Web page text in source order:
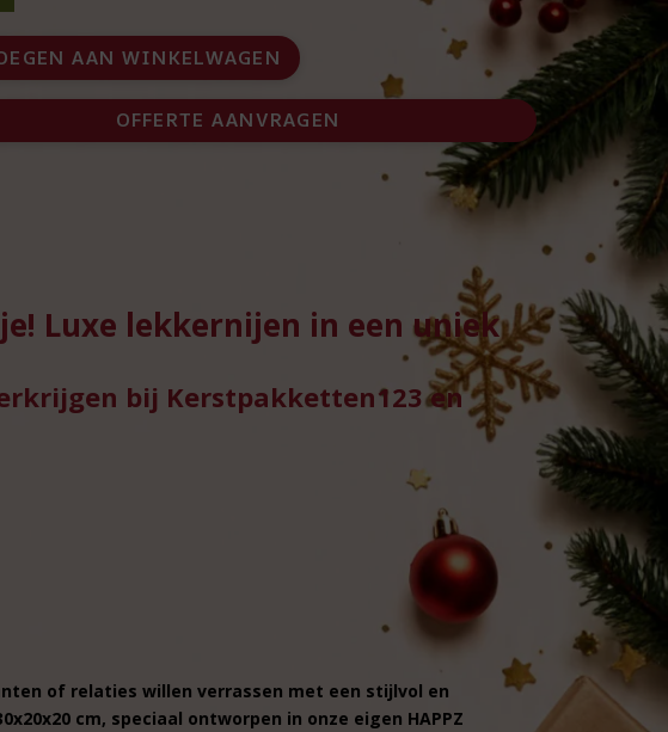
AAN WINKELWAGEN
OFFERTE AANVRAGEN
Luxe lekkernijen in een uniek
bij Kerstpakketten123 en
of relaties willen verrassen met een stijlvol en
cm, speciaal ontworpen in onze eigen HAPPZ